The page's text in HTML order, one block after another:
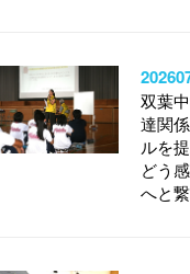
双葉
達関
ルを
どう
へと